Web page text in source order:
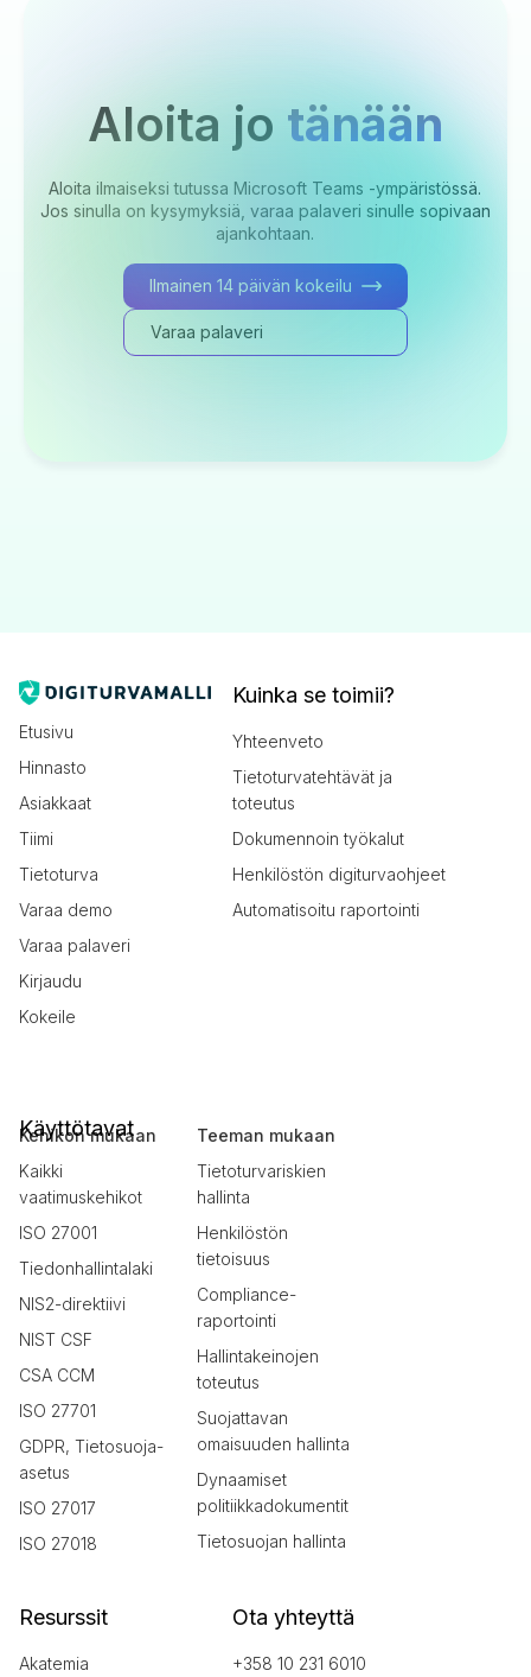
Aloita jo tänään
Aloita ilmaiseksi tutussa Microsoft Teams -ympäristössä.
Jos sinulla on kysymyksiä, varaa palaveri sinulle sopivaan
ajankohtaan.
Ilmainen 14 päivän kokeilu
Varaa palaveri
Etusivu
Hinnasto
Asiakkaat
Tiimi
Tietoturva
Varaa demo
Varaa palaveri
Kirjaudu
Kokeile
Kuinka se toimii?
Yhteenveto
Tietoturvatehtävät ja
toteutus
Dokumennoin työkalut
Henkilöstön digiturvaohjeet
Automatisoitu raportointi
Käyttötavat
Kehikon mukaan
Kaikki
vaatimuskehikot
ISO 27001
Tiedonhallintalaki
NIS2-direktiivi
NIST CSF
CSA CCM
ISO 27701
GDPR, Tietosuoja-
asetus
ISO 27017
ISO 27018
Teeman mukaan
Tietoturvariskien
hallinta
Henkilöstön
tietoisuus
Compliance-
raportointi
Hallintakeinojen
toteutus
Suojattavan
omaisuuden hallinta
Dynaamiset
politiikkadokumentit
Tietosuojan hallinta
Resurssit
Akatemia
Ota yhteyttä
+358 10 231 6010